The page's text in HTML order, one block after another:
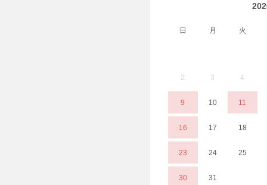
日 月 火
2 3 4
9 10 11
16 17 18
23 24 25
30 31